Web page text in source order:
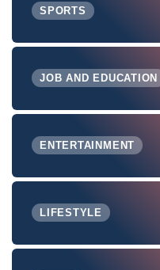
SPORTS
JOB AND EDUCATION
ENTERTAINMENT
LIFESTYLE